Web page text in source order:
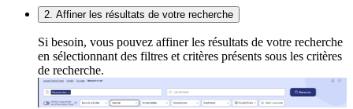
2. Affiner les résultats de votre recherche
Si besoin, vous pouvez affiner les résultats de votre recherche
en sélectionnant des filtres et critères présents sous les critères
de recherche.